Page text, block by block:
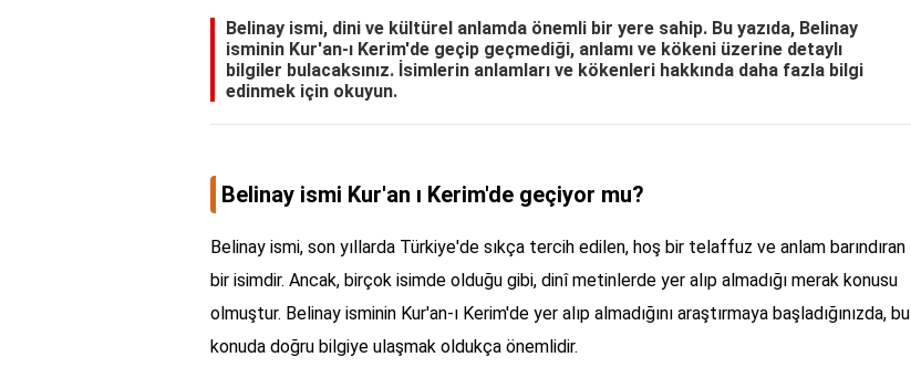
Belinay ismi, dini ve kültürel anlamda önemli bir yere sahip. Bu yazıda, Belinay
isminin Kur'an-ı Kerim'de geçip geçmediği, anlamı ve kökeni üzerine detaylı
bilgiler bulacaksınız. İsimlerin anlamları ve kökenleri hakkında daha fazla bilgi
edinmek için okuyun.
Belinay ismi Kur'an ı Kerim'de geçiyor mu?
Belinay ismi, son yıllarda Türkiye'de sıkça tercih edilen, hoş bir telaffuz ve anlam barındıran
bir isimdir. Ancak, birçok isimde olduğu gibi, dinî metinlerde yer alıp almadığı merak konusu
olmuştur. Belinay isminin Kur'an-ı Kerim'de yer alıp almadığını araştırmaya başladığınızda, bu
konuda doğru bilgiye ulaşmak oldukça önemlidir.